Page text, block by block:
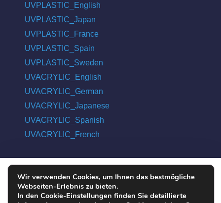
UVPLASTIC_English
UVPLASTIC_Japan
UVPLASTIC_France
UVPLASTIC_Spain
UVPLASTIC_Sweden
UVACRYLIC_English
UVACRYLIC_German
UVACRYLIC_Japanese
UVACRYLIC_Spanish
UVACRYLIC_French
COPYRIGHT © 2004 - 2026 UVPLASTIC MATERIAL TECHNOLOGY
CO., LTD. ALL RIGHTS RESERVED
Wir verwenden Cookies, um Ihnen das bestmögliche
Webseiten-Erlebnis zu bieten.
In den Cookie-Einstellungen finden Sie detaillierte